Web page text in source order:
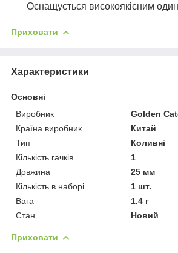
Оснащується високоякісним
Приховати
Характеристики
Основні
Виробник
Golden
Країна виробник
Китай
Тип
Коливні
Кількість гачків
1
Довжина
25 мм
Кількість в наборі
1 шт.
Вага
1.4 г
Стан
Новий
Приховати